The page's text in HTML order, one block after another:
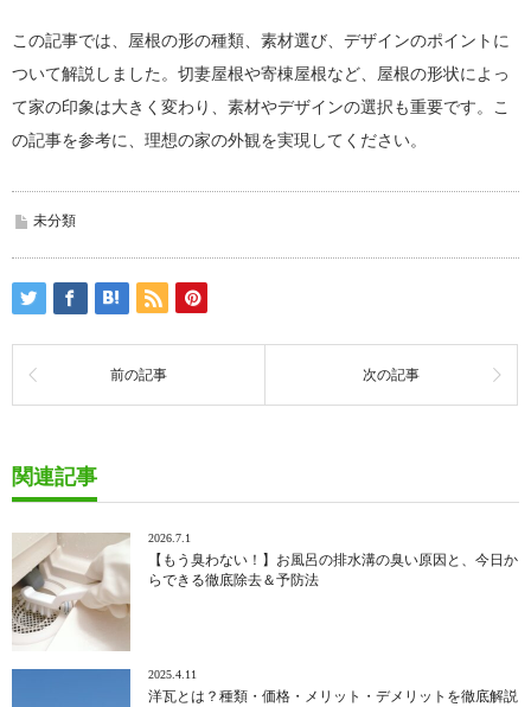
この記事では、屋根の形の種類、素材選び、デザインのポイントに
ついて解説しました。切妻屋根や寄棟屋根など、屋根の形状によっ
て家の印象は大きく変わり、素材やデザインの選択も重要です。こ
の記事を参考に、理想の家の外観を実現してください。
未分類
前の記事 次の記事
関連記事
2026.7.1
【もう臭わない！】お風呂の排水溝の臭い原因と、今日か
らできる徹底除去＆予防法
2025.4.11
洋瓦とは？種類・価格・メリット・デメリットを徹底解説